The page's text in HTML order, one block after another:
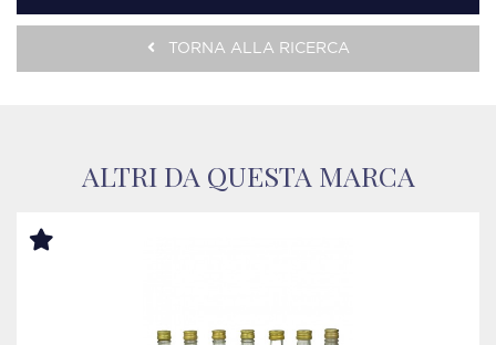
TORNA ALLA RICERCA
ALTRI DA QUESTA MARCA